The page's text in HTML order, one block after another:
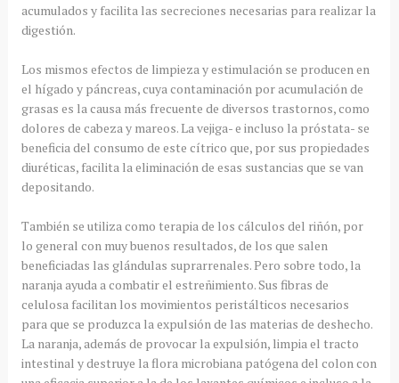
acumulados y facilita las secreciones necesarias para realizar la
digestión.
Los mismos efectos de limpieza y estimulación se producen en
el hígado y páncreas, cuya contaminación por acumulación de
grasas es la causa más frecuente de diversos trastornos, como
dolores de cabeza y mareos. La vejiga- e incluso la próstata- se
beneficia del consumo de este cítrico que, por sus propiedades
diuréticas, facilita la eliminación de esas sustancias que se van
depositando.
También se utiliza como terapia de los cálculos del riñón, por
lo general con muy buenos resultados, de los que salen
beneficiadas las glándulas suprarrenales. Pero sobre todo, la
naranja ayuda a combatir el estreñimiento. Sus fibras de
celulosa facilitan los movimientos peristálticos necesarios
para que se produzca la expulsión de las materias de deshecho.
La naranja, además de provocar la expulsión, limpia el tracto
intestinal y destruye la flora microbiana patógena del colon con